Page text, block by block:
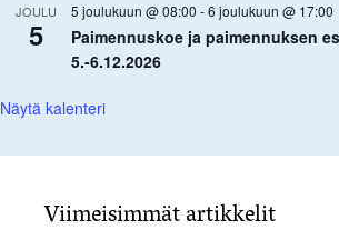
JOULU
5
5 joulukuun @ 08:00 -6 joulukuun @ 17:00
Paimennuskoe ja paimennuksen
5.-6.12.2026
Näytä kalenteri
Viimeisimmät artikkelit